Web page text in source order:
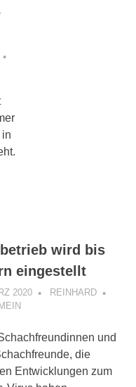
wird bis
eingestellt
2020
REINHARD
und
die
Entwicklungen zum